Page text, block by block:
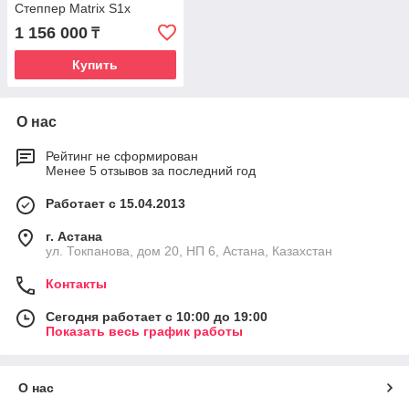
Степпер Matrix S1x
1 156 000 ₸
Купить
О нас
Рейтинг не сформирован
Менее 5 отзывов за последний год
Работает с 15.04.2013
г. Астана
ул. Токпанова, дом 20, НП 6, Астана, Казахстан
Контакты
Сегодня работает с 10:00 до 19:00
Показать весь график работы
О нас